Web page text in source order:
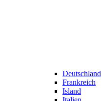
Deutschland
Frankreich
Island